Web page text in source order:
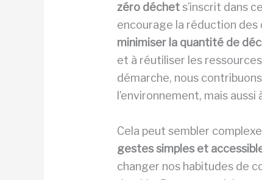
zéro déchets’inscrit dans
encourage la réduction des
minimiser la quantité de
et à réutiliser les
démarche, nous
l’environnement, mais aussi
Cela peut sembler
gestes simples et
changer nos habitudes de